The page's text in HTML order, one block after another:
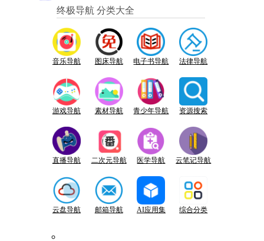
终极导航 分类大全
音乐导航 图床导航 电子书导航 法律导航
游戏导航 素材导航 青少年导航 资源搜索
直播导航 二次元导航 医学导航 云笔记导航
云盘导航 邮箱导航 AI应用集 综合分类